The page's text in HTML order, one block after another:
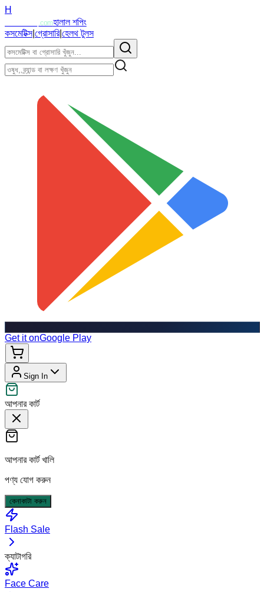
H
.comহালাল শপিং
কসমেটিক্স|গ্রোসারি|হেলথ টুলস
Get it onGoogle Play
Sign In
আপনার কার্ট
আপনার কার্ট খালি
পণ্য যোগ করুন
কেনাকাটা করুন
Flash Sale
ক্যাটাগরি
Face Care